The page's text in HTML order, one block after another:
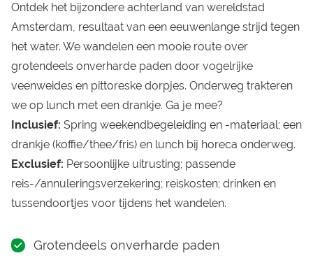
Ontdek het bijzondere achterland van wereldstad
Amsterdam, resultaat van een eeuwenlange strijd tegen
het water. We wandelen een mooie route over
grotendeels onverharde paden door vogelrijke
veenweides en pittoreske dorpjes. Onderweg trakteren
we op lunch met een drankje. Ga je mee?
Inclusief: Spring weekendbegeleiding en -materiaal; een
drankje (koffie/thee/fris) en lunch bij horeca onderweg.
Exclusief: Persoonlijke uitrusting; passende
reis-/annuleringsverzekering; reiskosten; drinken en
tussendoortjes voor tijdens het wandelen.
Grotendeels onverharde paden